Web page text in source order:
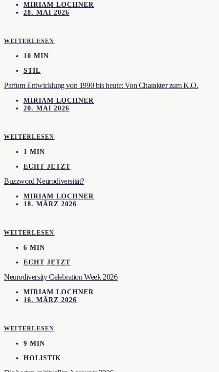
MIRIAM LOCHNER
28. MAI 2026
WEITERLESEN
10 MIN
STIL
Parfum Entwicklung von 1990 bis heute: Von Charakter zum K.O.
MIRIAM LOCHNER
20. MAI 2026
WEITERLESEN
1 MIN
ECHT JETZT
Buzzword Neurodiversität?
MIRIAM LOCHNER
18. MÄRZ 2026
WEITERLESEN
6 MIN
ECHT JETZT
Neurodiversity Celebration Week 2026
MIRIAM LOCHNER
16. MÄRZ 2026
WEITERLESEN
9 MIN
HOLISTIK